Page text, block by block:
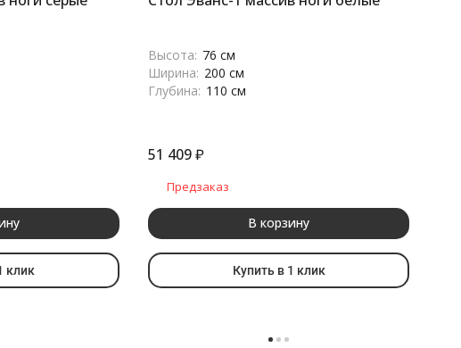
клик
Высота: 76 см
Ширина: 200 см
Глубина: 110 см
51 409₽
Предзаказ
В корзину
Купить в 1 клик